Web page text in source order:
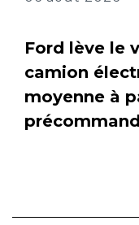
Ford lève le
camion
moyenne à